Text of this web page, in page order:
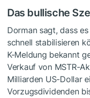
Das bullische
Dorman sagt, dass
schnell stabilisieren
K-Meldung bekannt
Verkauf von MSTR-
Milliarden US-Dollar
Vorzugsdividenden